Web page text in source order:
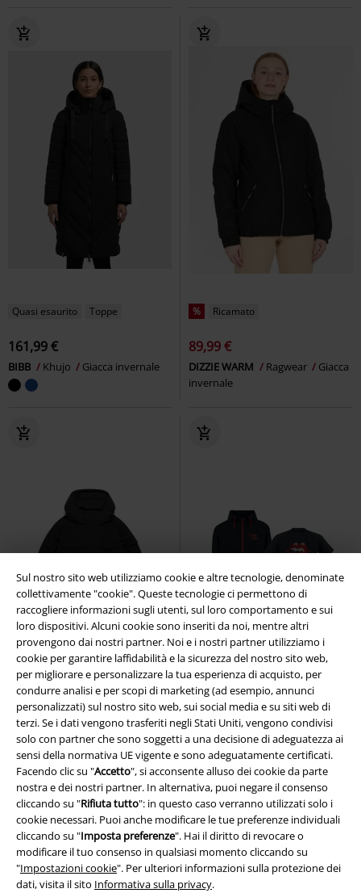
Sul nostro sito web utilizziamo cookie e altre tecnologie, denominate
collettivamente "cookie". Queste tecnologie ci permettono di
raccogliere informazioni sugli utenti, sul loro comportamento e sui
loro dispositivi. Alcuni cookie sono inseriti da noi, mentre altri
provengono dai nostri partner. Noi e i nostri partner utilizziamo i
cookie per garantire laffidabilità e la sicurezza del nostro sito web,
per migliorare e personalizzare la tua esperienza di acquisto, per
condurre analisi e per scopi di marketing (ad esempio, annunci
personalizzati) sul nostro sito web, sui social media e su siti web di
terzi. Se i dati vengono trasferiti negli Stati Uniti, vengono condivisi
solo con partner che sono soggetti a una decisione di adeguatezza ai
sensi della normativa UE vigente e sono adeguatamente certificati.
Facendo clic su "Accetto", si acconsente alluso dei cookie da parte
nostra e dei nostri partner. In alternativa, puoi negare il consenso
cliccando su "Rifiuta tutto": in questo caso verranno utilizzati solo i
cookie necessari. Puoi anche modificare le tue preferenze individuali
cliccando su "Imposta preferenze". Hai il diritto di revocare o
modificare il tuo consenso in qualsiasi momento cliccando su
"Impostazioni cookie". Per ulteriori informazioni sulla protezione dei
dati, visita il sito Informativa sulla privacy.
Quasi esaurito Toppe
161,99 €
BIBB Khujo Giacca invernale
% Ricamato
89,99 €
DIZZIE WARM Ragwear
Giacca
invernale
% Quasi esaurito
80,99 €
Kendall Jacket
Vintage
Industries
Giacca invernale
Anche in Taglie Forti
80,99 €
Fan Bundle
The Rolling Stones
Giacca a vento